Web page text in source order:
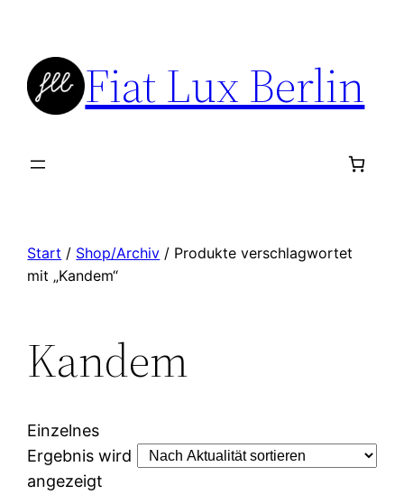
springen
Fiat Lux Berlin
Start / Shop/Archiv / Produkte verschlagwortet
mit „Kandem“
Kandem
Einzelnes
Ergebnis wird
angezeigt